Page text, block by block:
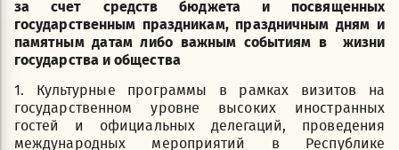
за счет средств бюджета и посвященных
государственным праздникам, праздничным дням и
памятным датам либо важным событиям в жизни
государства и общества
1. Культурные программы в рамках визитов на
государственном уровне высоких иностранных
гостей и официальных делегаций, проведения
международных мероприятий в Республике